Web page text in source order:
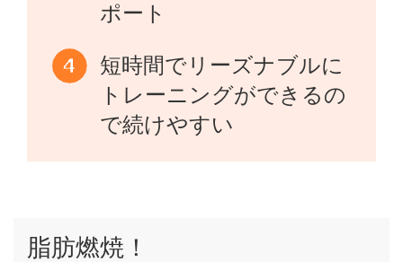
ポート
短時間でリーズナブルに
トレーニングができるの
で続けやすい
脂肪燃焼！